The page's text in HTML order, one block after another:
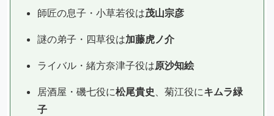
師匠の息子・小草若役は茂山宗彦
謎の弟子・四草役は加藤虎ノ介
ライバル・緒方奈津子役は原沙知絵
居酒屋・磯七役に松尾貴史 、菊江役にキムラ緑
子